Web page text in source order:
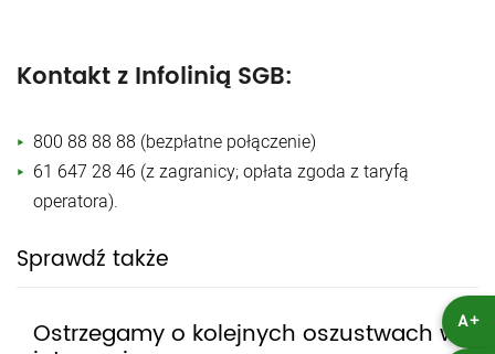
A+
Kontakt z Infolinią SGB:
800 88 88 88 (bezpłatne połączenie)
61 647 28 46 (z zagranicy; opłata zgoda z taryfą
operatora).
Sprawdź także
Ostrzegamy o kolejnych oszustwach w